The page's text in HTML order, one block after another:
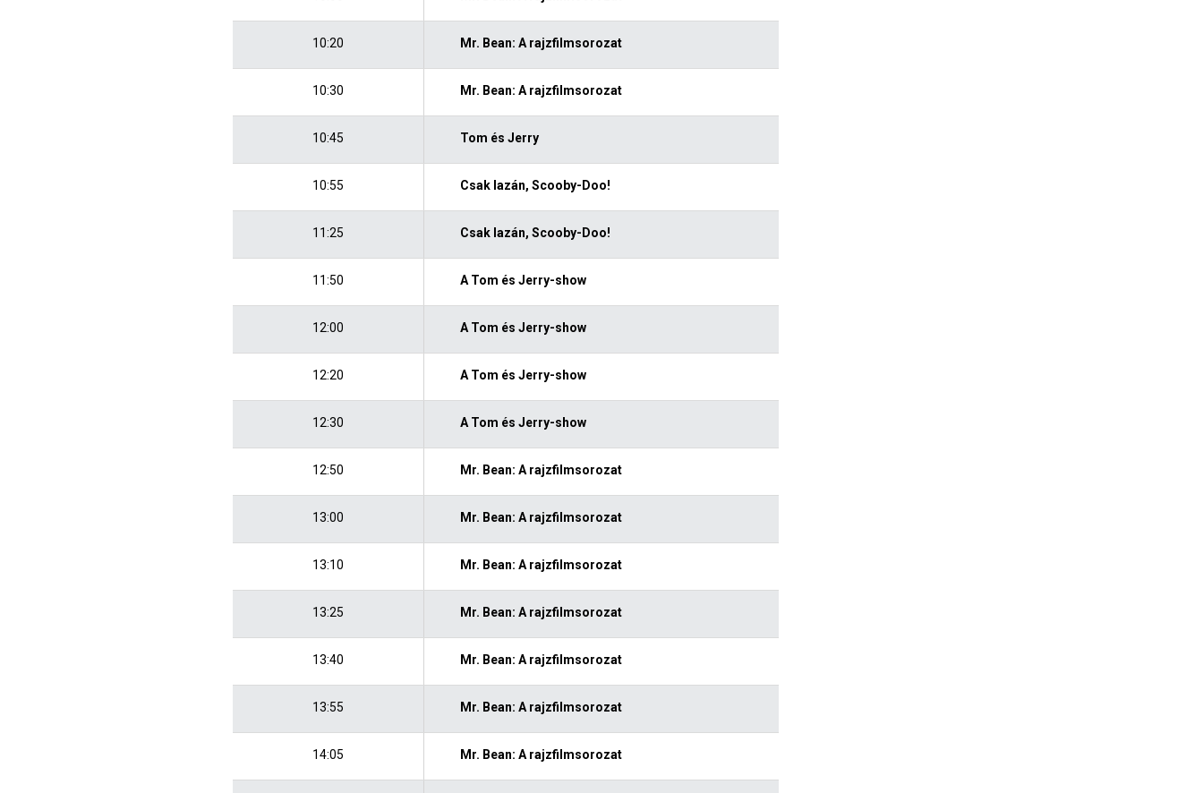
10:20 Mr. Bean: A rajzfilmsorozat
10:30 Mr. Bean: A rajzfilmsorozat
10:45 Tom és Jerry
10:55 Csak lazán, Scooby-Doo!
11:25 Csak lazán, Scooby-Doo!
11:50 A Tom és Jerry-show
12:00 A Tom és Jerry-show
12:20 A Tom és Jerry-show
12:30 A Tom és Jerry-show
12:50 Mr. Bean: A rajzfilmsorozat
13:00 Mr. Bean: A rajzfilmsorozat
13:10 Mr. Bean: A rajzfilmsorozat
13:25 Mr. Bean: A rajzfilmsorozat
13:40 Mr. Bean: A rajzfilmsorozat
13:55 Mr. Bean: A rajzfilmsorozat
14:05 Mr. Bean: A rajzfilmsorozat